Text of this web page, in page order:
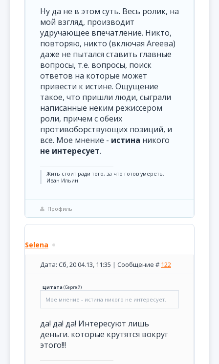
Ну да не в этом суть. Весь ролик, на
мой взгляд, производит
удручающее впечатление. Никто,
повторяю, никто (включая Агеева)
даже не пытался ставить главные
вопросы, т.е. вопросы, поиск
ответов на которые может
привести к истине. Ощущение
такое, что пришли люди, сыграли
написанные неким режиссером
роли, причем с обеих
противоборствующих позиций, и
все. Мое мнение - истина никого
не интересует.
Жить стоит ради того, за что готов умереть.
Иван Ильин
Профиль
Selena
Дата: Сб, 20.04.13, 11:35 | Сообщение # 122
Цитата(Сергей)
Мое мнение - истина никого не интересует.
да! да! да! Интересуют лишь
деньги. которые крутятся вокруг
этого!!!